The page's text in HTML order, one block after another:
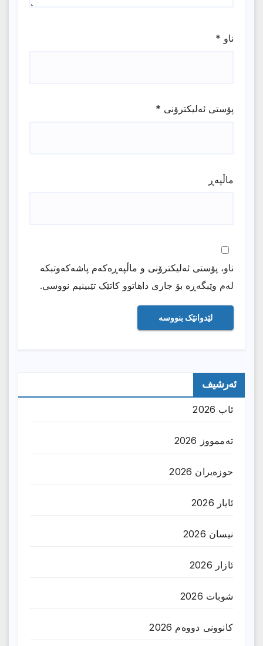
ناو *
پۆستی ئەلیکترۆنی *
ماڵپه‌ڕ
ناو، پۆستی ئەلیکترۆنی و ماڵپەڕەکەم پاشەکەوتبکە
لەم وێبگەڕە بۆ جاری داهاتوو کاتێک تێبینیم نووسی.
ئەرشیف
ئاب 2026
تەممووز 2026
حوزه‌یران 2026
ئایار 2026
نیسان 2026
ئازار 2026
شوبات 2026
کانوونی دووەم 2026